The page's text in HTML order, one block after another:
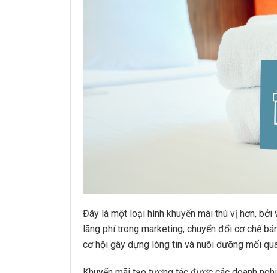
Đây là một loại hình khuyến mãi thú vị hơn,
lãng phí trong marketing, chuyển đổi cơ chế
cơ hội gây dựng lòng tin và nuôi dưỡng mối